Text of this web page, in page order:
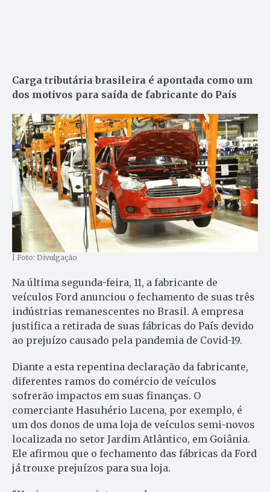
Carga tributária brasileira é apontada como um
dos motivos para saída de fabricante do País
| Foto: Divulgação
Na última segunda-feira, 11, a fabricante de
veículos Ford anunciou o fechamento de suas três
indústrias remanescentes no Brasil. A empresa
justifica a retirada de suas fábricas do País devido
ao prejuízo causado pela pandemia de Covid-19.
Diante a esta repentina declaração da fabricante,
diferentes ramos do comércio de veículos
sofrerão impactos em suas finanças. O
comerciante Hasuhério Lucena, por exemplo, é
um dos donos de uma loja de veículos semi-novos
localizada no setor Jardim Atlântico, em Goiânia.
Ele afirmou que o fechamento das fábricas da Ford
já trouxe prejuízos para sua loja.